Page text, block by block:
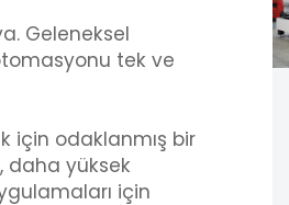
Geleneksel
tek ve
için odaklanmış bir
daha yüksek
için